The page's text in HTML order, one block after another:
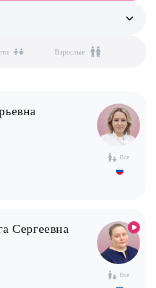
Взрослые
Все
Все
Сергеевна